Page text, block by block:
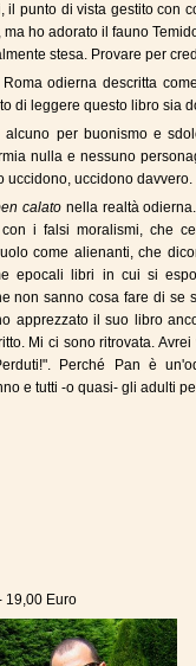
il punto di vista gestito con
ho adorato il fauno
stesa. Provare per
odierna descritta
di leggere questo libro sia
per buonismo e
nulla e nessuno
uccidono, uccidono davvero.
calatonella realtà
i falsi moralismi, che
come alienanti, che
epocali libri in cui si
non sanno cosa fare di se
apprezzato il suo libro
Mi ci sono ritrovata.
Perché Pan è
e tutti -o quasi- gli adulti
19,00 Euro